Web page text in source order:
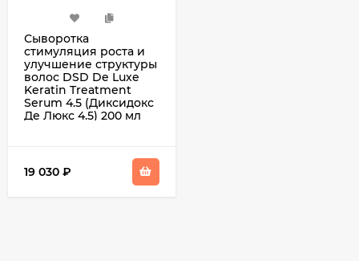
Сыворотка
стимуляция роста и
улучшение структуры
волос DSD De Luxe
Keratin Treatment
Serum 4.5 (Диксидокс
Де Люкс 4.5) 200 мл
19 030 ₽